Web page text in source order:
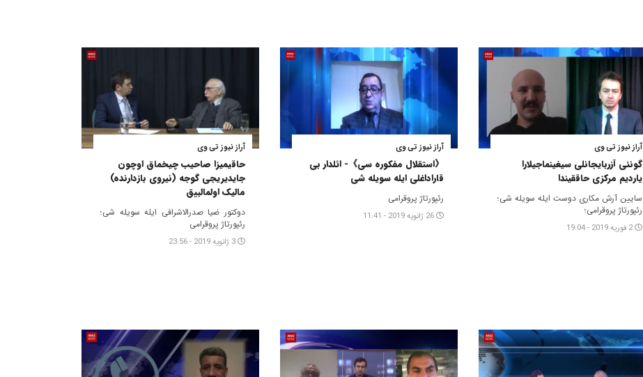
آراز نیوز تی وی
گونئی آزربایجانلی سیغینماجیلارا
یاردیم مرکزی حاققیندا
سایین آرش مکاری دوست ایله سویله شی؛
رئپورتاژ پروقرامی؛
2 فوریه 2019 - 19:04
آراز نیوز تی وی
《استقلال مفکوره سی》- ائلدار بی
قاراداغلی ایله سویله شی
رئپورتاژ پروقرامی
26 ژانویه 2019 - 11:41
آراز نیوز تی وی
حاقیمیزا صاحیب چیخماق اوچون
جایدیریجی گوجه (نیروی بازدارنده)
مالیک اولمالییق
دوکتور ضیا صدرالاشرافی ایله سویله شی؛
رئپورتاژ پروقرامی
3 ژانویه 2019 - 23:56